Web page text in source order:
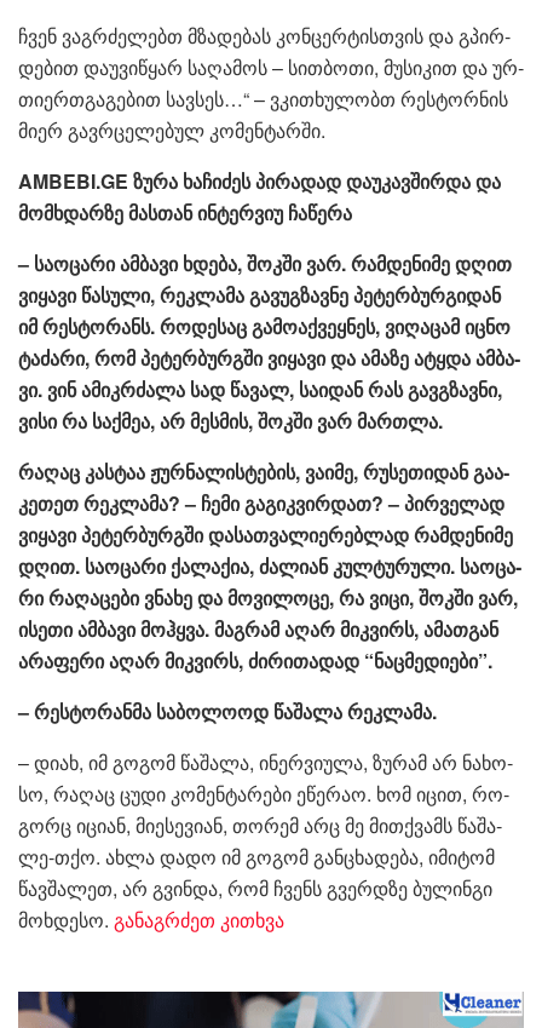
ჩვენ ვაგ­რძე­ლებთ მზა­დე­ბას კონ­ცერ­ტის­თვის და გპირ­
დე­ბით და­უ­ვი­წყარ სა­ღა­მოს – სით­ბო­თი, მუ­სი­კით და ურ­
თი­ერ­თგა­გე­ბით სავ­სეს…“ – ვკი­თხუ­ლობთ რეს­ტორ­ნის
მიერ გავ­რცე­ლე­ბულ კო­მენ­ტარ­ში.
AMBEBI.GE ზურა ხა­ჩი­ძეს პი­რა­დად და­უ­კავ­შირ­და და
მომ­ხდარ­ზე მას­თან ინ­ტერ­ვიუ ჩა­წე­რა
– სა­ო­ცა­რი ამ­ბა­ვი ხდე­ბა, შოკ­ში ვარ. რამ­დე­ნი­მე დღით
ვი­ყა­ვი წა­სუ­ლი, რეკ­ლა­მა გა­ვუგ­ზავ­ნე პე­ტერ­ბურ­გი­დან
იმ რეს­ტო­რანს. რო­დე­საც გა­მო­აქ­ვეყ­ნეს, ვი­ღა­ცამ იცნო
ტა­ძა­რი, რომ პე­ტერ­ბურ­გში ვი­ყა­ვი და ამა­ზე ატყდა ამ­ბა­
ვი. ვინ ამიკ­რძა­ლა სად წა­ვალ, სა­ი­დან რას გავ­გზავ­ნი,
ვისი რა საქ­მეა, არ მეს­მის, შოკ­ში ვარ მარ­თლა.
რა­ღაც კას­ტაა ჟურ­ნა­ლის­ტე­ბის, ვა­ი­მე, რუ­სე­თი­დან გა­ა­
კე­თეთ რეკ­ლა­მა? – ჩემი გა­გიკ­ვირ­დათ? – პირ­ვე­ლად
ვი­ყა­ვი პე­ტერ­ბურ­გში და­სათ­ვა­ლი­ე­რებ­ლად რამ­დე­ნი­მე
დღით. სა­ო­ცა­რი ქა­ლა­ქია, ძა­ლი­ან კულ­ტუ­რუ­ლი. სა­ო­ცა­
რი რა­ღა­ცე­ბი ვნა­ხე და მო­ვი­ლო­ცე, რა ვიცი, შოკ­ში ვარ,
ისე­თი ამ­ბა­ვი მოჰ­ყვა. მაგ­რამ აღარ მიკ­ვირს, ამათ­გან
არა­ფე­რი აღარ მიკ­ვირს, ძი­რი­თა­დად “ნაც­მე­დი­ე­ბი”.
– რეს­ტო­რან­მა სა­ბო­ლო­ოდ წა­შა­ლა რეკ­ლა­მა.
– დიახ, იმ გო­გომ წა­შა­ლა, ინერ­ვი­უ­ლა, ზუ­რამ არ ნა­ხო­
სო, რა­ღაც ცუდი კო­მენ­ტა­რე­ბი ეწე­რაო. ხომ იცით, რო­
გორც იცი­ან, მი­ე­სე­ვი­ან, თო­რემ არც მე მით­ქვამს წა­შა­
ლე-თქო. ახლა დადო იმ გო­გომ გან­ცხა­დე­ბა, იმი­ტომ
წავ­შა­ლეთ, არ გვინ­და, რომ ჩვენს გვერ­დზე ბუ­ლინ­გი
მოხ­დე­სო. განაგრძეთ კითხვა